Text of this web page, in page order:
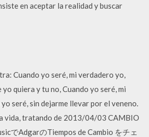
en aceptar la realidad y buscar
Cuando yo seré, mi verdadero yo,
yo quiera y tu no, Cuando yo seré, mi
seré, sin dejarme llevar por el veneno.
vida, tratando de 2013/04/03 CAMBIO
でAdgarのTiempos de Cambio をチェ